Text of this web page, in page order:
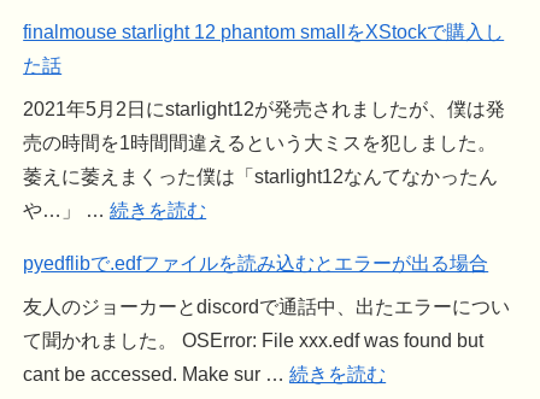
finalmouse starlight 12 phantom smallをXStockで購入し
た話
2021年5月2日にstarlight12が発売されましたが、僕は発
売の時間を1時間間違えるという大ミスを犯しました。
萎えに萎えまくった僕は「starlight12なんてなかったん
や…」 …続きを読む
pyedflibで.edfファイルを読み込むとエラーが出る場合
友人のジョーカーとdiscordで通話中、出たエラーについ
て聞かれました。 OSError: File xxx.edf was found but
cant be accessed. Make sur …続きを読む